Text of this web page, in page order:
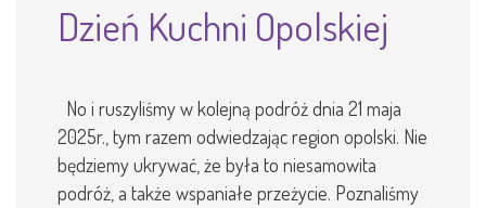
Dzień Kuchni Opolskiej
No i ruszyliśmy w kolejną podróż dnia 21 maja
2025r., tym razem odwiedzając region opolski. Nie
będziemy ukrywać, że była to niesamowita
podróż, a także wspaniałe przeżycie. Poznaliśmy